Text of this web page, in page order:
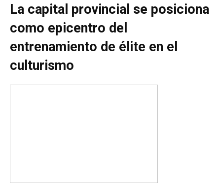
La capital provincial se posiciona
como epicentro del
entrenamiento de élite en el
culturismo